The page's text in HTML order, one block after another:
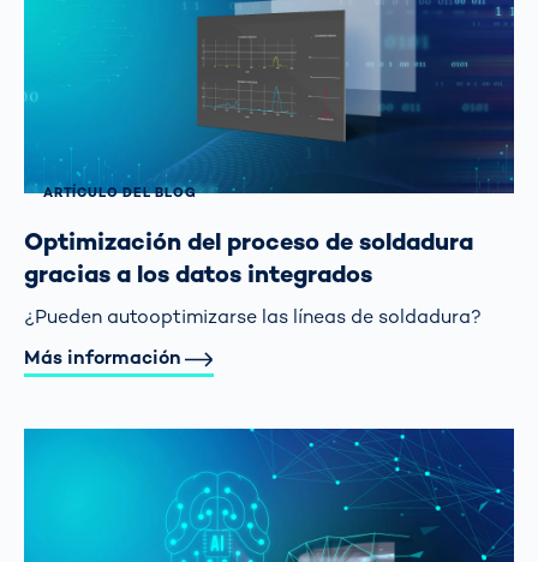
ARTÍCULO DEL BLOG
Optimización del proceso de soldadura
gracias a los datos integrados
¿Pueden autooptimizarse las líneas de soldadura?
Más información